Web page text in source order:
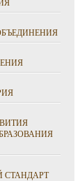
СТАНДАРТ